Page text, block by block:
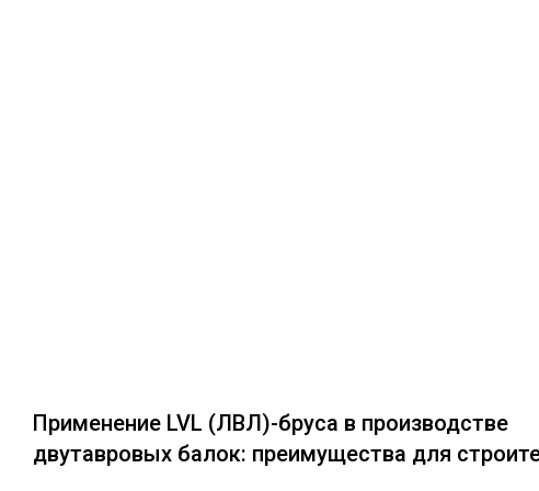
Применение LVL (ЛВЛ)-бруса в производстве
двутавровых балок: преимущества для